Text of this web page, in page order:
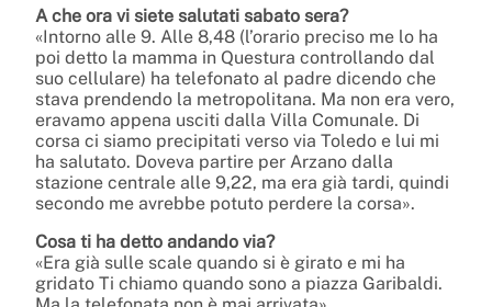
A che ora vi siete salutati sabato sera?
«Intorno alle 9. Alle 8,48 (l’orario preciso me lo ha
poi detto la mamma in Questura controllando dal
suo cellulare) ha telefonato al padre dicendo che
stava prendendo la metropolitana. Ma non era vero,
eravamo appena usciti dalla Villa Comunale. Di
corsa ci siamo precipitati verso via Toledo e lui mi
ha salutato. Doveva partire per Arzano dalla
stazione centrale alle 9,22, ma era già tardi, quindi
secondo me avrebbe potuto perdere la corsa».
Cosa ti ha detto andando via?
«Era già sulle scale quando si è girato e mi ha
gridato Ti chiamo quando sono a piazza Garibaldi.